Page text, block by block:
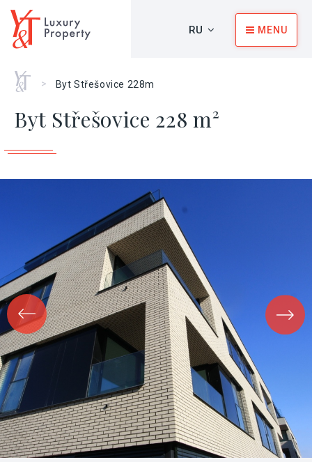
RU MENU
Главная
> Byt Střešovice 228m
Byt Střešovice 228 m²